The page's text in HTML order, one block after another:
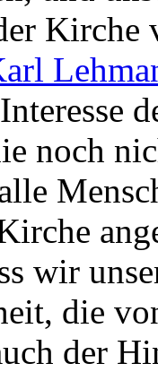
noch
wir
die
der